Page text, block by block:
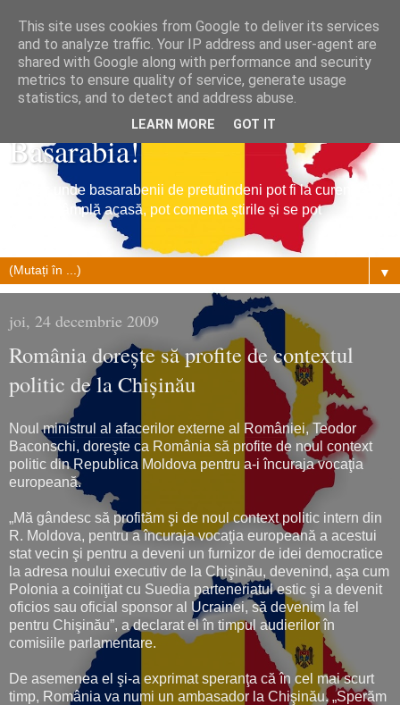
Tribuna Basarabiei, Stiri din
Basarabia!
Un loc unde basarabenii de pretutindeni pot fi la curent cu
ce se întâmplă acasă, pot comenta știrile și se pot
▼
joi, 24 decembrie 2009
România doreşte să profite de contextul
politic de la Chişinău
Noul ministrul al afacerilor externe al României, Teodor
Baconschi, doreşte ca România să profite de noul context
politic din Republica Moldova pentru a-i încuraja vocaţia
europeană.
„Mă gândesc să profităm şi de noul context politic intern din
R. Moldova, pentru a încuraja vocaţia europeană a acestui
stat vecin şi pentru a deveni un furnizor de idei democratice
la adresa noului executiv de la Chişinău, devenind, aşa cum
Polonia a coiniţiat cu Suedia parteneriatul estic şi a devenit
oficios sau oficial sponsor al Ucrainei, să devenim la fel
pentru Chişinău”, a declarat el în timpul audierilor în
comisiile parlamentare.
De asemenea el şi-a exprimat speranţa că în cel mai scurt
timp, România va numi un ambasador la Chişinău. „Sperăm
This site uses cookies from Google to deliver its services
and to analyze traffic. Your IP address and user-agent are
shared with Google along with performance and security
metrics to ensure quality of service, generate usage
statistics, and to detect and address abuse.
LEARN MORE GOT IT